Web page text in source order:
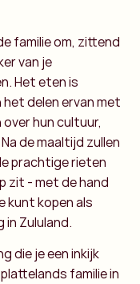
familie om, zittend
van je
Het eten is
het delen ervan met
over hun cultuur,
de maaltijd zullen
prachtige rieten
zit - met de hand
kunt kopen als
in Zululand.
die je een inkijk
familie in